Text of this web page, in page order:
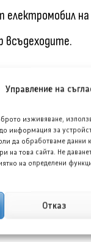
Управление на
изживяване,
информация за
да обработваме данни
на това сайта. Не
на определени
Отказ
електромобил
всъдеходите.
идеален за
километра е
особено в